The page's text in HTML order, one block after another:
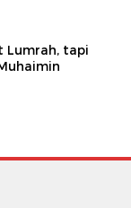
Lumrah, tapi